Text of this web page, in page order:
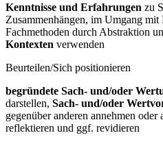
Kenntnisse und Erfahrungen zu
Zusammenhängen, im Umgang
Fachmethoden durch Abstraktion
Kontexten verwenden
Beurteilen/Sich positionieren
begründete Sach- und/oder
darstellen, Sach- und/oder
gegenüber anderen annehmen
reflektieren und ggf. revidieren